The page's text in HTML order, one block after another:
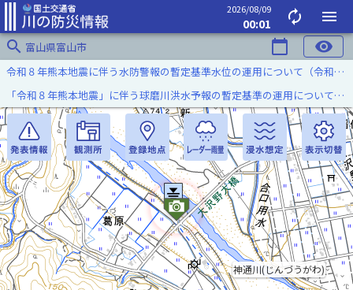
2026/08/09
00:01 autorenew
menu
search 富山県富山市 calendar_today visibility
神通川(じんづうがわ)
令和８年熊本地震に伴う水防警報の暫定基準水位の運用について（令和８年８月７日）
「令和８年熊本地震」に伴う球磨川洪水予報の暫定基準の運用について（令和８年８月５日）